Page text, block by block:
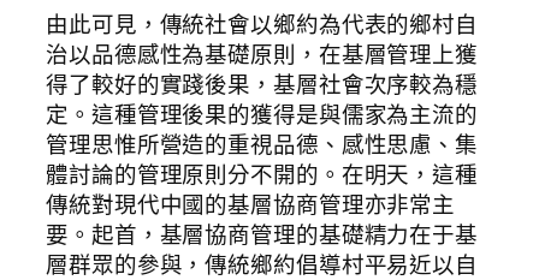
由此可見，傳統社會以鄉約為代表的鄉村自
治以品德感性為基礎原則，在基層管理上獲
得了較好的實踐後果，基層社會次序較為穩
定。這種管理後果的獲得是與儒家為主流的
管理思惟所營造的重視品德、感性思慮、集
體討論的管理原則分不開的。在明天，這種
傳統對現代中國的基層協商管理亦非常主
要。起首，基層協商管理的基礎精力在于基
層群眾的參與，傳統鄉約倡導村平易近以自